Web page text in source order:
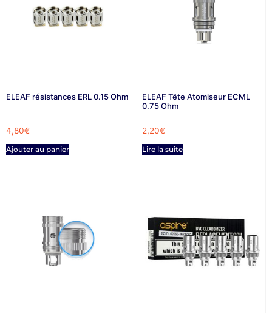
ELEAF résistances ERL 0.15 Ohm
4,80€
Ajouter au panier
ELEAF Tête Atomiseur ECML
0.75 Ohm
2,20€
Lire la suite